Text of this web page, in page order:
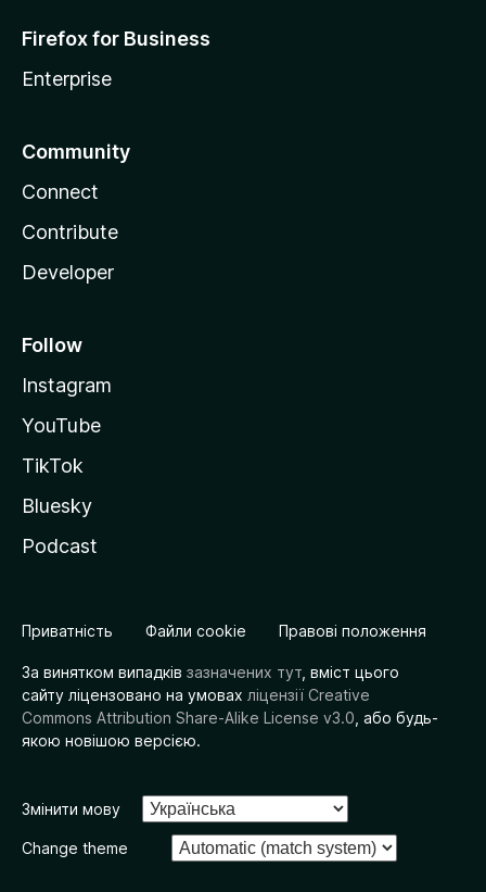
Firefox for Business
Enterprise
Community
Connect
Contribute
Developer
Follow
Instagram
YouTube
TikTok
Bluesky
Podcast
Приватність Файли cookie Правові положення
За винятком випадків зазначених тут , вміст цього
сайту ліцензовано на умовах ліцензії Creative
Commons Attribution Share-Alike License v3.0 , або будь-
якою новішою версією.
Змінити мову
Change theme